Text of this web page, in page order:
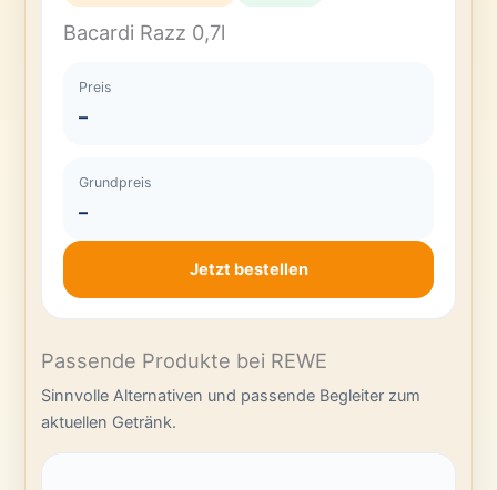
Bacardi Razz 0,7l
Preis
–
Grundpreis
–
Jetzt bestellen
Passende Produkte bei REWE
Sinnvolle Alternativen und passende Begleiter zum
aktuellen Getränk.